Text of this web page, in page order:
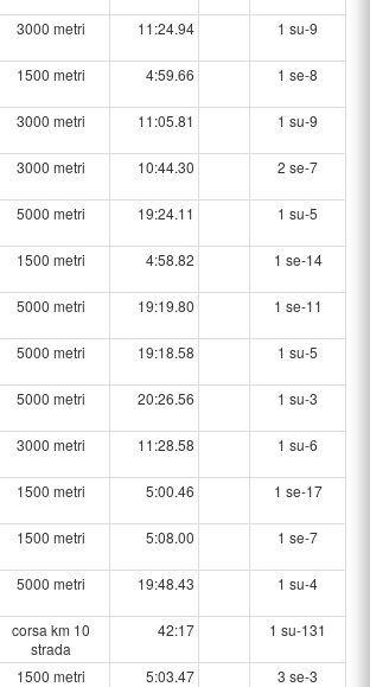
3000 metri 11:24.94 1 su-9
1500 metri 4:59.66 1 se-8
3000 metri 11:05.81 1 su-9
3000 metri 10:44.30 2 se-7
5000 metri 19:24.11 1 su-5
1500 metri 4:58.82 1 se-14
5000 metri 19:19.80 1 se-11
5000 metri 19:18.58 1 su-5
5000 metri 20:26.56 1 su-3
3000 metri 11:28.58 1 su-6
1500 metri 5:00.46 1 se-17
1500 metri 5:08.00 1 se-7
5000 metri 19:48.43 1 su-4
corsa km 10
strada
42:17 1 su-131
1500 metri 5:03.47 3 se-3